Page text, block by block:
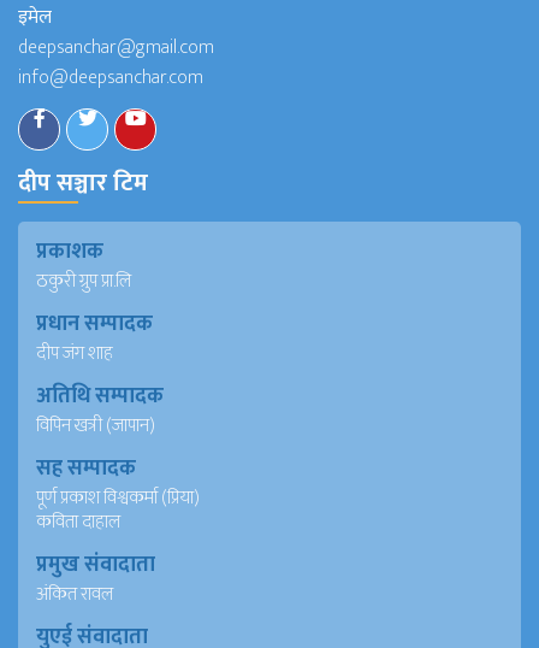
इमेल
deepsanchar@gmail.com
info@deepsanchar.com
दीप सञ्चार टिम
प्रकाशक
ठकुरी ग्रुप प्रा.लि
प्रधान सम्पादक
दीप जंग शाह
अतिथि सम्पादक
विपिन खत्री (जापान)
सह सम्पादक
पूर्ण प्रकाश विश्वकर्मा (प्रिया)
कविता दाहाल
प्रमुख संवादाता
अंकित रावल
युएई संवादाता